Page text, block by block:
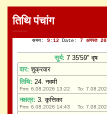
तिथि पंचांग